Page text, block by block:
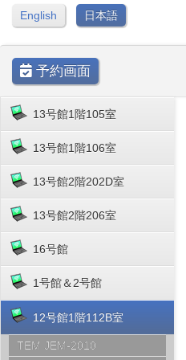
English 日本語
予約画面
13号館1階105室
13号館1階106室
13号館2階202D室
13号館2階206室
16号館
1号館＆2号館
12号館1階112B室
TEM JEM-2010